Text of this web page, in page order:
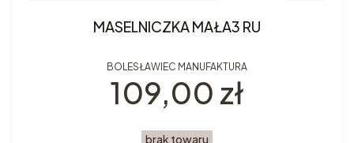
MASELNICZKA MAŁA3 RU
BOLESŁAWIEC MANUFAKTURA
Cena
109,00 zł
brak towaru